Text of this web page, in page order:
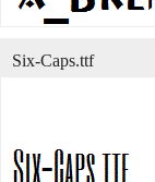
Six-Caps.ttf